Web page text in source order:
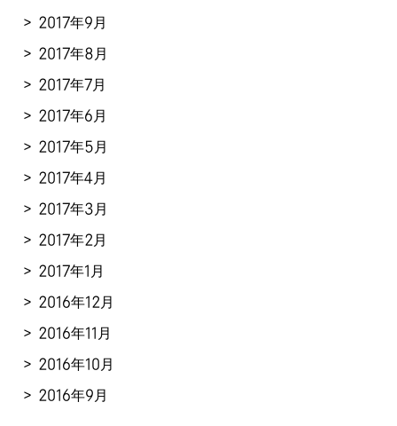
2017年9月
2017年8月
2017年7月
2017年6月
2017年5月
2017年4月
2017年3月
2017年2月
2017年1月
2016年12月
2016年11月
2016年10月
2016年9月